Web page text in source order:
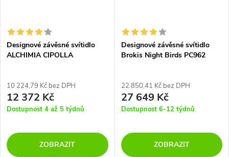
Designové závěsné svítidlo
ALCHIMIA CIPOLLA
10 224,79 Kč bez DPH
12 372 Kč
Dostupnost 4 až 5 týdnů
ZOBRAZIT
Designové závěsné svítidlo
Brokis Night Birds PC962
22 850,41 Kč bez DPH
27 649 Kč
Dostupnost 6-12 týdnů
ZOBRAZIT